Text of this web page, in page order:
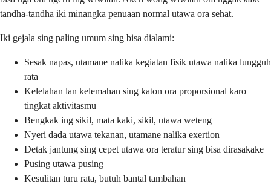
tandha-tandha iki minangka penuaan normal utawa ora sehat.
Iki gejala sing paling umum sing bisa dialami:
Sesak napas, utamane nalika kegiatan fisik utawa nalika lungguh
rata
Kelelahan lan kelemahan sing katon ora proporsional karo
tingkat aktivitasmu
Bengkak ing sikil, mata kaki, sikil, utawa weteng
Nyeri dada utawa tekanan, utamane nalika exertion
Detak jantung sing cepet utawa ora teratur sing bisa dirasakake
Pusing utawa pusing
Kesulitan turu rata, butuh bantal tambahan